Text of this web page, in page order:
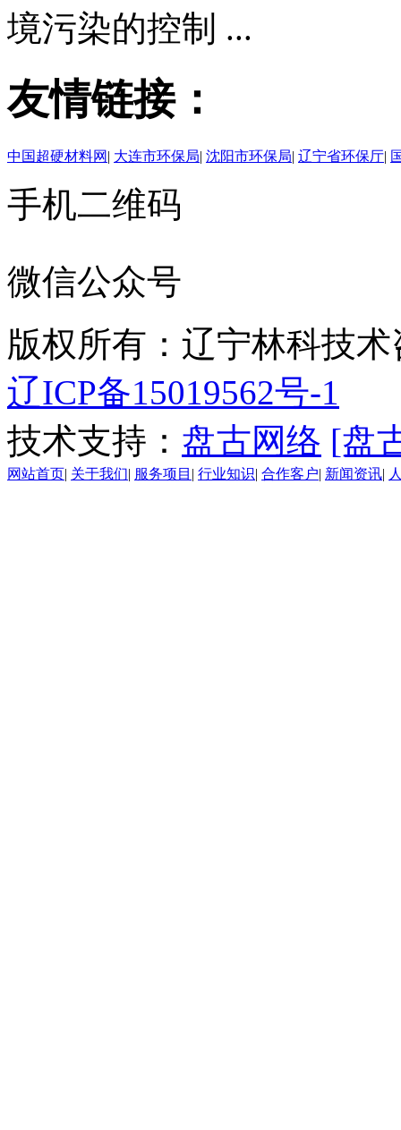
境污染的控制 ...
友情链接：
中国超硬材料网 | 大连市环保局| 沈阳市环保局| 辽宁省环保厅|
手机二维码
微信公众号
版权所有：辽宁林科技
辽ICP备15019562号-1
技术支持： 盘古网络 [盘
网站首页| 关于我们| 服务项目 | 行业知识| 合作客户| 新闻资讯|